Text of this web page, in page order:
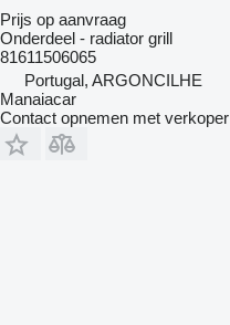
Prijs op aanvraag
Onderdeel - radiator grill
81611506065
Portugal, ARGONCILHE
Manaiacar
Contact opnemen met verkoper